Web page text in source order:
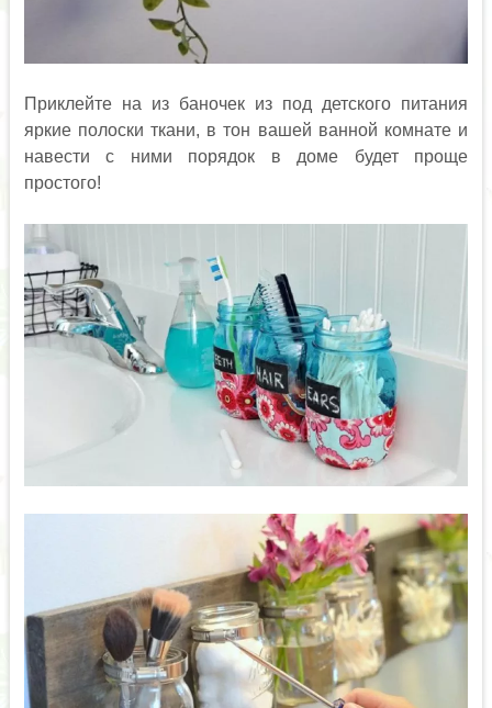
Приклейте на из баночек из под детского питания
яркие полоски ткани, в тон вашей ванной комнате и
навести с ними порядок в доме будет проще
простого!